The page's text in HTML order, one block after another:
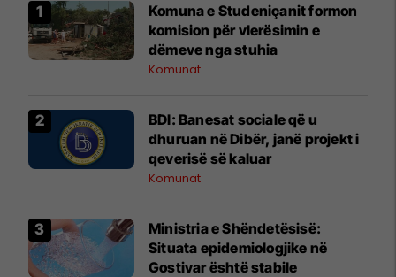
Komuna e Studeniçanit formon
komision për vlerësimin e
dëmeve nga stuhia
Komunat
BDI: Banesat sociale që u
dhuruan në Dibër, janë projekt i
qeverisë së kaluar
Komunat
Ministria e Shëndetësisë:
Situata epidemiologjike në
Gostivar është stabile